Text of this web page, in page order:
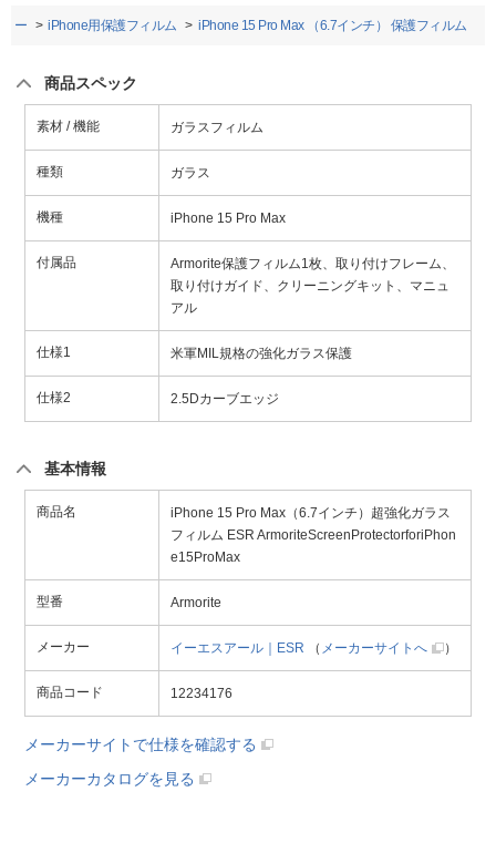
ー iPhone用保護フィルム iPhone 15 Pro Max （6.7インチ） 保護フィルム
商品スペック
素材 / 機能 ガラスフィルム
種類 ガラス
機種 iPhone 15 Pro Max
付属品
Armorite保護フィルム1枚、取り付けフレーム、
取り付けガイド、クリーニングキット、マニュ
アル
仕様1 米軍MIL規格の強化ガラス保護
仕様2 2.5Dカーブエッジ
基本情報
商品名
iPhone 15 Pro Max（6.7インチ）超強化ガラス
フィルム ESR ArmoriteScreenProtectorforiPhon
e15ProMax
型番 Armorite
メーカー イーエスアール｜ESR （ メーカーサイトへ ）
商品コード 12234176
メーカーサイトで仕様を確認する
メーカーカタログを見る